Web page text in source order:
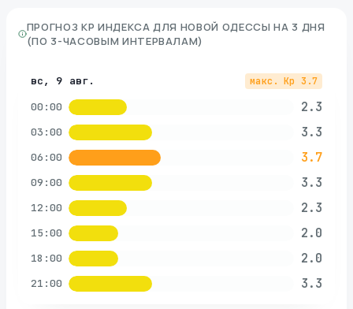
ПРОГНОЗ KP ИНДЕКСА ДЛЯ НОВОЙ ОДЕССЫ НА 3 ДНЯ
(ПО 3-ЧАСОВЫМ ИНТЕРВАЛАМ)
вс, 9 авг. макс. Kp 3.7
00:00 2.3
03:00 3.3
06:00 3.7
09:00 3.3
12:00 2.3
15:00 2.0
18:00 2.0
21:00 3.3